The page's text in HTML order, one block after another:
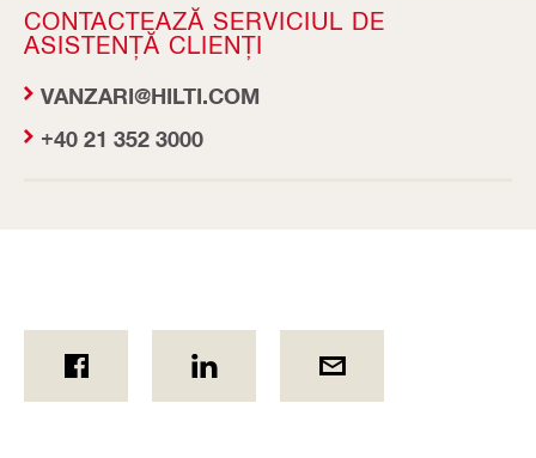
CONTACTEAZĂ SERVICIUL DE
ASISTENȚĂ CLIENȚI
VANZARI@HILTI.COM
+40 21 352 3000